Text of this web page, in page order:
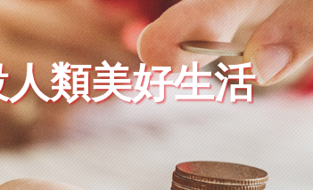
類美好生活